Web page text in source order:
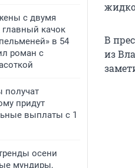
с двумя
качок
в 54
роман с
получат
придут
выплаты с 1
осени
мундиры,
В
из